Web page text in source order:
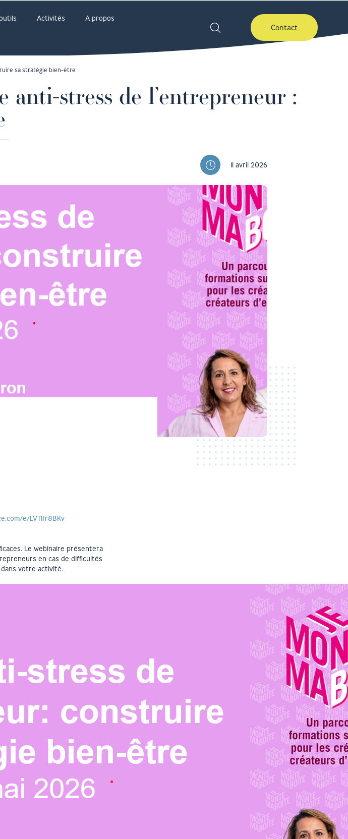
Activités
A propos
Contact
sa stratégie bien-être
stress de l’entrepreneur :
11 avril 2026
e/LVT1fr8BKv
Le webinaire présentera
en cas de difficultés
votre activité.